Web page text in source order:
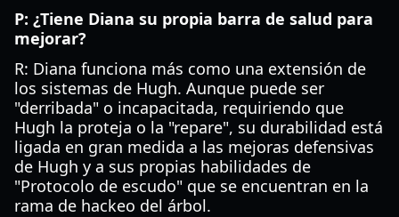
P: ¿Tiene Diana su propia barra de salud para
mejorar?
R: Diana funciona más como una extensión de
los sistemas de Hugh. Aunque puede ser
"derribada" o incapacitada, requiriendo que
Hugh la proteja o la "repare", su durabilidad está
ligada en gran medida a las mejoras defensivas
de Hugh y a sus propias habilidades de
"Protocolo de escudo" que se encuentran en la
rama de hackeo del árbol.